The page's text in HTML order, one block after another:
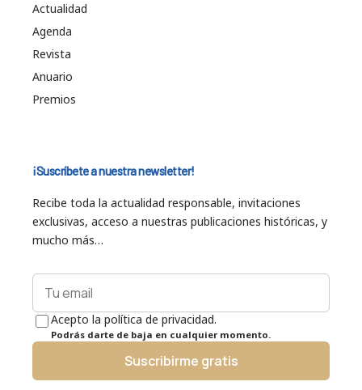
Actualidad
Agenda
Revista
Anuario
Premios
¡Suscríbete a nuestra newsletter!
Recibe toda la actualidad responsable, invitaciones
exclusivas, acceso a nuestras publicaciones históricas, y
mucho más…
Acepto la política de privacidad.
Podrás darte de baja en cualquier momento.
Suscribirme gratis